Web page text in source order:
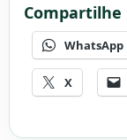
Compartilhe
WhatsApp
X